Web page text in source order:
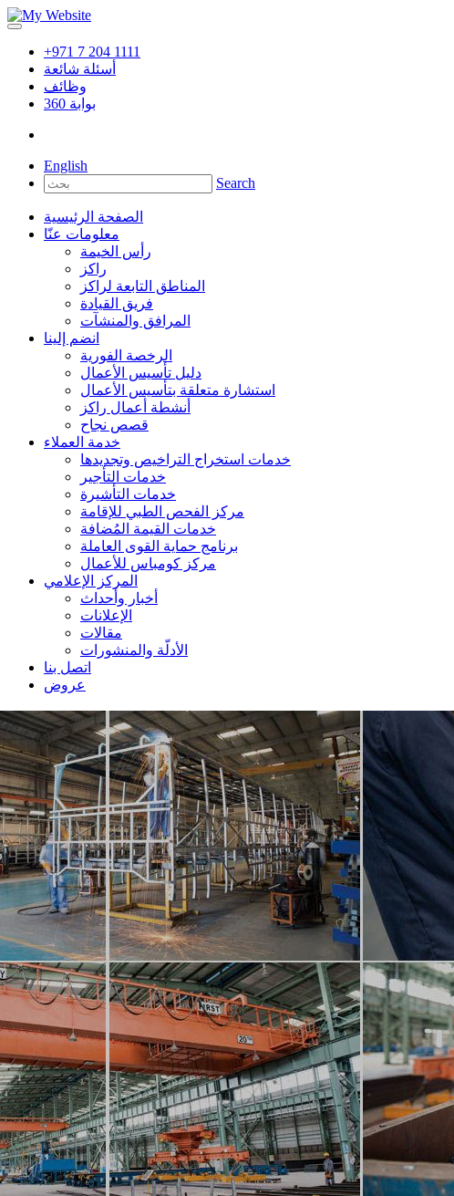
+971 7 204 1111
أسئلة شائعة
وظائف
360 بوابة
English
Search
الصفحة الرئيسية
معلومات عنّا
رأس الخيمة
راكز
المناطق التابعة لراكز
فريق القيادة
المرافق والمنشآت
انضم إلينا
الرخصة الفورية
دليل تأسيس الأعمال
استشارة متعلقة بتأسيس الأعمال
أنشطة أعمال راكز
قصص نجاح
خدمة العملاء
خدمات استخراج التراخيص وتجديدها
خدمات التأجير
خدمات التأشيرة
مركز الفحص الطبي للإقامة
خدمات القيمة المُضافة
برنامج حماية القوى العاملة
مركز كومباس للأعمال
المركز الإعلامي
أخبار وأحداث
الإعلانات
مقالات
الأدلّة والمنشورات
اتصل بنا
عروض